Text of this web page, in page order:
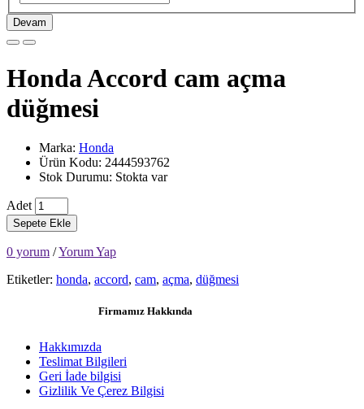
Devam
Honda Accord cam açma
düğmesi
Marka: Honda
Ürün Kodu: 2444593762
Stok Durumu: Stokta var
Adet
Sepete Ekle
0 yorum /Yorum Yap
Etiketler: honda, accord, cam, açma, düğmesi
Firmamız Hakkında
Hakkımızda
Teslimat Bilgileri
Geri İade bilgisi
Gizlilik Ve Çerez Bilgisi